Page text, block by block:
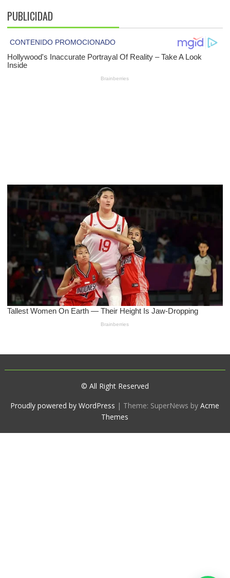
PUBLICIDAD
© All Right Reserved
Proudly powered by WordPress | Theme: SuperNews byAcme
Themes